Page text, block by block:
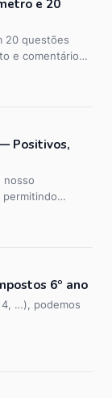
e 20
20 questões
e comentários
Positivos,
nosso
permitindo
6º ano
…), podemos